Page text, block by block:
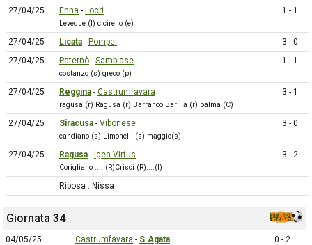
27/04/25 Enna - Locri
Leveque (l) cicirello (e)
1 - 1
27/04/25 Licata - Pompei
3 - 0
27/04/25
Paternò - Sambiase
costanzo (s) greco (p)
1 - 1
27/04/25 Reggina - Castrumfavara
ragusa (r) Ragusa (r) Barranco Barillà (r) palma (C)
3 - 1
27/04/25 Siracusa - Vibonese
candiano (s) Limonelli (s) maggio(s)
3 - 0
27/04/25 Ragusa - Igea Virtus
Corigliano .....(R)Crisci (R)....(I)
3 - 2
Riposa : Nissa
Giornata 34
04/05/25 Castrumfavara - S.Agata 0 - 2